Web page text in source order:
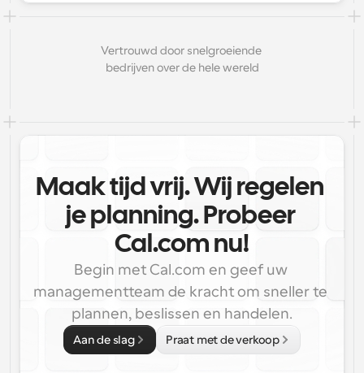
Vertrouwd door snelgroeiende
bedrijven over de hele wereld
Maak tijd vrij. Wij regelen
je planning. Probeer
Cal.com nu!
Begin met Cal.com en geef uw
managementteam de kracht om sneller te
plannen, beslissen en handelen.
Aan de slag Praat met de verkoop